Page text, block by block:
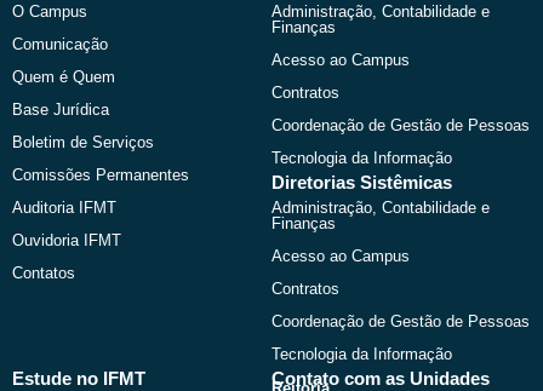
o
k
O Campus
Comunicação
Quem é Quem
Base Jurídica
Boletim de Serviços
Comissões Permanentes
Auditoria IFMT
Ouvidoria IFMT
Contatos
Administração, Contabilidade e
Finanças
Acesso ao Campus
Contratos
Coordenação de Gestão de Pessoas
Tecnologia da Informação
Diretorias Sistêmicas
Administração, Contabilidade e
Finanças
Acesso ao Campus
Contratos
Coordenação de Gestão de Pessoas
Tecnologia da Informação
Estude no IFMT
Contato com as Unidades